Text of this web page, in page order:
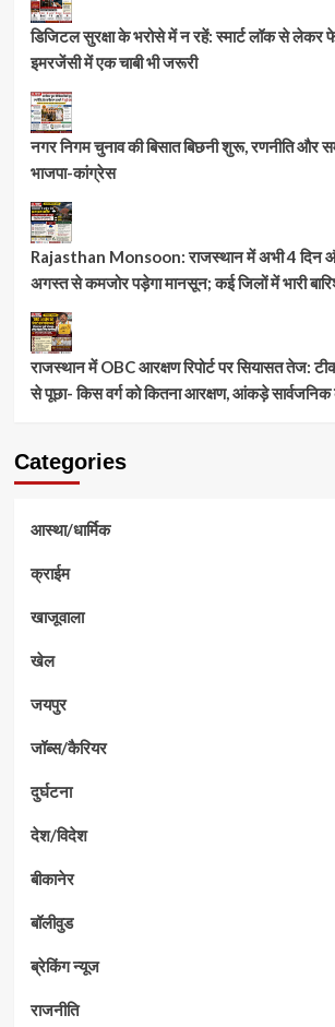
डिजिटल सुरक्षा के भरोसे में न रहें: स्मार्ट लॉक से
इमरजेंसी में एक चाबी भी जरूरी
नगर निगम चुनाव की बिसात बिछनी शुरू, रणनीति और
भाजपा-कांग्रेस
Rajasthan Monsoon: राजस्थान में अभी 4 दिन
अगस्त से कमजोर पड़ेगा मानसून; कई जिलों में भारी
राजस्थान में OBC आरक्षण रिपोर्ट पर सियासत तेज:
से पूछा- किस वर्ग को कितना आरक्षण, आंकड़े
Categories
आस्था/धार्मिक
क्राईम
खाजूवाला
खेल
जयपुर
जॉब्स/कैरियर
दुर्घटना
देश/विदेश
बीकानेर
बॉलीवुड
ब्रेकिंग न्यूज
राजनीति